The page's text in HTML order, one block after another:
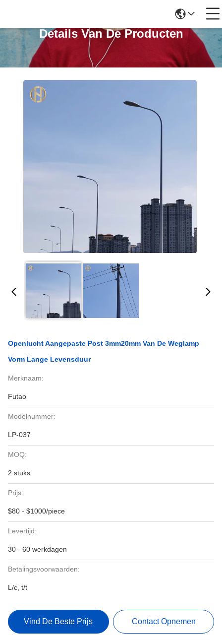
Details Van De Producten
Openlucht Aangepaste Post 3mm20mm Van De Weglamp
Vorm Lange Levensduur
Merknaam:
Futao
Modelnummer:
LP-037
MOQ:
2 stuks
Prijs:
$80 - $1000/piece
Levertijd:
30 - 60 werkdagen
Betalingsvoorwaarden:
L/c, t/t
Vind De Beste Prijs Contact Opnemen